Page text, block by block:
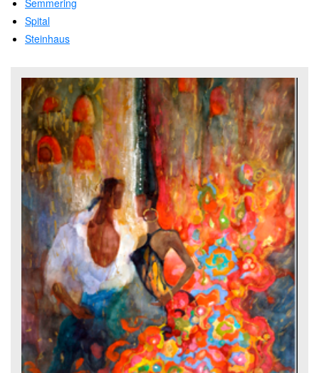
Semmering
Spital
Steinhaus